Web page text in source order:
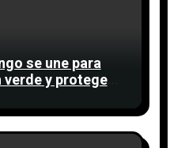
se une para
y proteger